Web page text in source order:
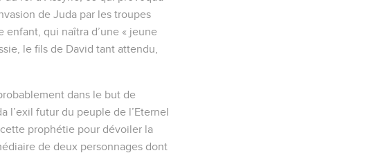
de Juda par les troupes
enfant, qui naîtra d’une « jeune
le fils de David tant attendu,
dans le but de
l’exil futur du peuple de l’Eternel
prophétie pour dévoiler la
de deux personnages dont